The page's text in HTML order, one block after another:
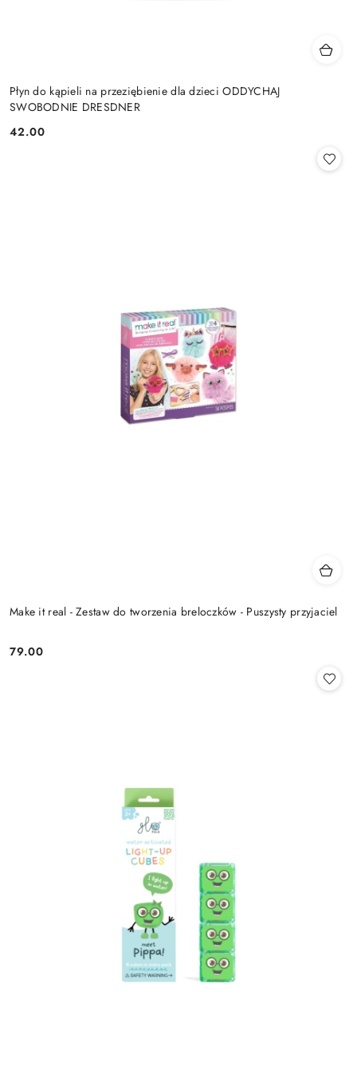
Płyn do kąpieli na przeziębienie dla dzieci ODDYCHAJ
SWOBODNIE DRESDNER
Cena:
42.00
Make it real - Zestaw do tworzenia breloczków - Puszysty przyjaciel
Cena:
79.00